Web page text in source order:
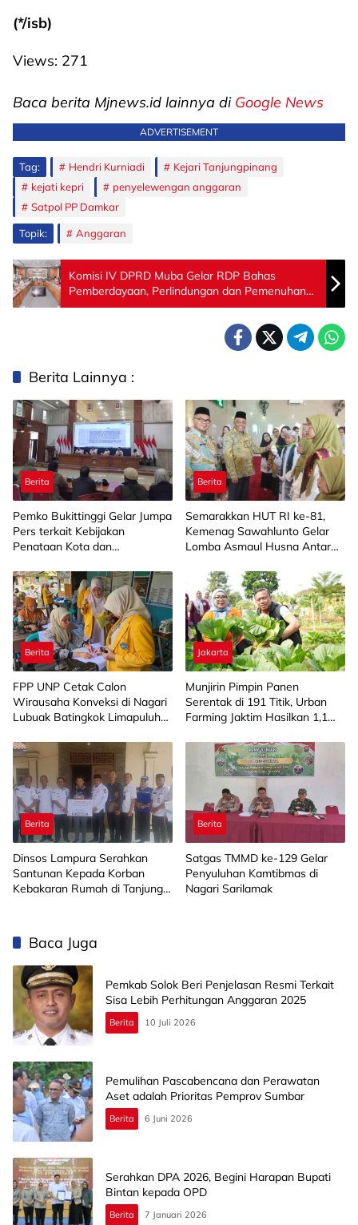
(*/isb)
Views: 271
Baca berita Mjnews.id lainnya di Google News
ADVERTISEMENT
Tag: Hendri Kurniadi
Kejari Tanjungpinang
kejati kepri
penyelewengan anggaran
Satpol PP Damkar
Topik: Anggaran
Komisi IV DPRD Muba Gelar RDP Bahas
Pemberdayaan, Perlindungan dan Pemenuhan
Hak Buruh
Berita Lainnya :
Berita
Pemko Bukittinggi Gelar Jumpa
Pers terkait Kebijakan
Penataan Kota dan
Daerah
Berita
Semarakkan HUT RI ke-81,
Kemenag Sawahlunto Gelar
Lomba Asmaul Husna Antar
Berita
FPP UNP Cetak Calon
Wirausaha Konveksi di Nagari
Lubuak Batingkok Limapuluh
Jakarta
Munjirin Pimpin Panen
Serentak di 191 Titik, Urban
Farming Jaktim Hasilkan 1,1
Berita
Dinsos Lampura Serahkan
Santunan Kepada Korban
Kebakaran Rumah di Tanjung
Berita
Satgas TMMD ke-129 Gelar
Penyuluhan Kamtibmas di
Nagari Sarilamak
Baca Juga
Pemkab Solok Beri Penjelasan Resmi Terkait
Sisa Lebih Perhitungan Anggaran 2025
Berita 10 Juli 2026
Pemulihan Pascabencana dan Perawatan
Aset adalah Prioritas Pemprov Sumbar
Berita 6 Juni 2026
Serahkan DPA 2026, Begini Harapan Bupati
Bintan kepada OPD
Berita 7 Januari 2026